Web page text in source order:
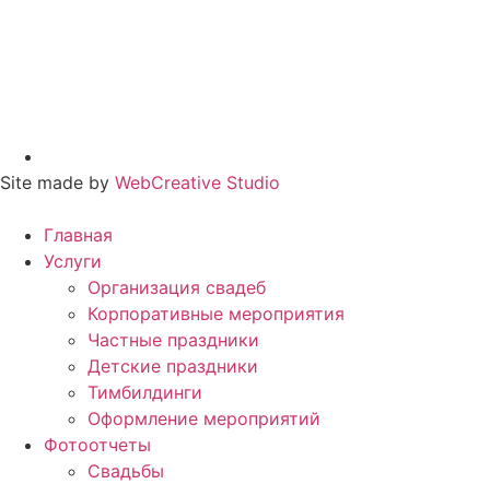
Site made by WebCreative Studio
Главная
Услуги
Организация свадеб
Корпоративные мероприятия
Частные праздники
Детские праздники
Тимбилдинги
Оформление мероприятий
Фотоотчеты
Cвадьбы